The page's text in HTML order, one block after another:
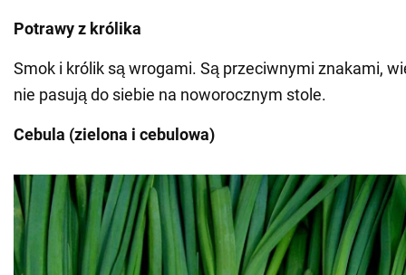
Potrawy z królika
Smok i królik są wrogami. Są przeciwnymi znakami,
nie pasują do siebie na noworocznym stole.
Cebula (zielona i cebulowa)